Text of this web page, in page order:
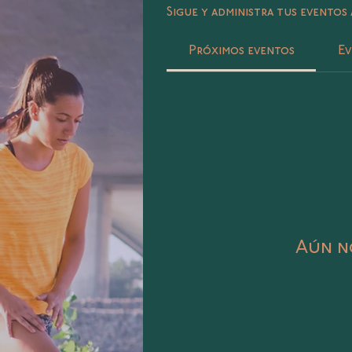
Sigue y administra tus eventos
Próximos eventos
Aún